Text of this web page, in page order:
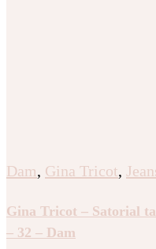
Dam, Gina Tricot,
Gina Tricot – Satorial
– 32 – Dam